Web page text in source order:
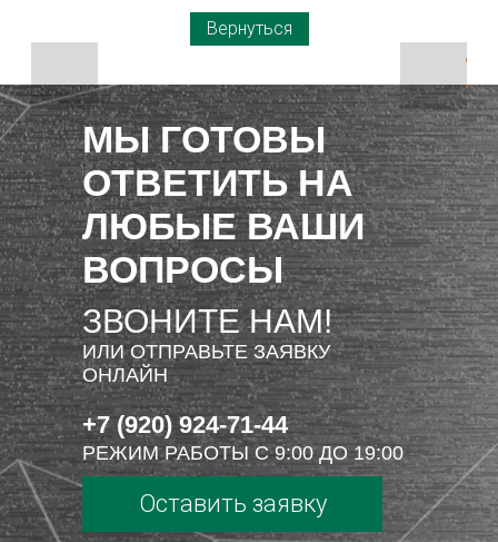
Вернуться
МЫ ГОТОВЫ
ОТВЕТИТЬ НА
ЛЮБЫЕ ВАШИ
ВОПРОСЫ
ЗВОНИТЕ НАМ!
ИЛИ ОТПРАВЬТЕ ЗАЯВКУ
ОНЛАЙН
+7 (920) 924-71-44
РЕЖИМ РАБОТЫ С 9:00 ДО 19:00
Оставить заявку